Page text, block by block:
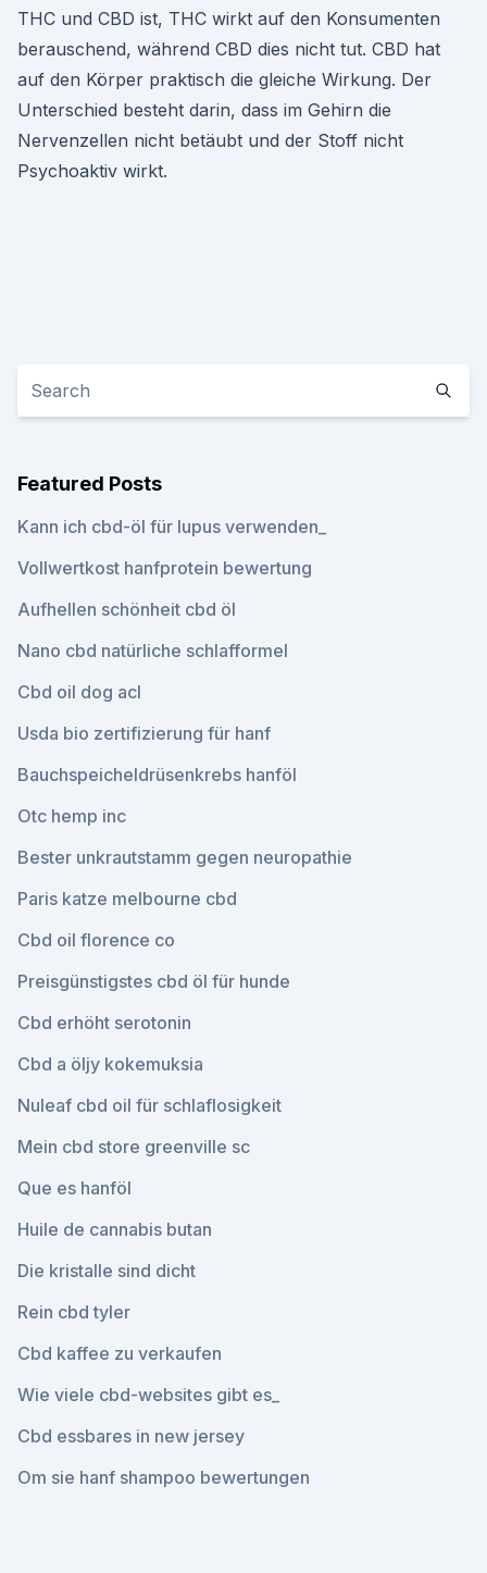
THC und CBD ist, THC wirkt auf den Konsumenten
berauschend, während CBD dies nicht tut. CBD hat
auf den Körper praktisch die gleiche Wirkung. Der
Unterschied besteht darin, dass im Gehirn die
Nervenzellen nicht betäubt und der Stoff nicht
Psychoaktiv wirkt.
Featured Posts
Kann ich cbd-öl für lupus verwenden_
Vollwertkost hanfprotein bewertung
Aufhellen schönheit cbd öl
Nano cbd natürliche schlafformel
Cbd oil dog acl
Usda bio zertifizierung für hanf
Bauchspeicheldrüsenkrebs hanföl
Otc hemp inc
Bester unkrautstamm gegen neuropathie
Paris katze melbourne cbd
Cbd oil florence co
Preisgünstigstes cbd öl für hunde
Cbd erhöht serotonin
Cbd a öljy kokemuksia
Nuleaf cbd oil für schlaflosigkeit
Mein cbd store greenville sc
Que es hanföl
Huile de cannabis butan
Die kristalle sind dicht
Rein cbd tyler
Cbd kaffee zu verkaufen
Wie viele cbd-websites gibt es_
Cbd essbares in new jersey
Om sie hanf shampoo bewertungen